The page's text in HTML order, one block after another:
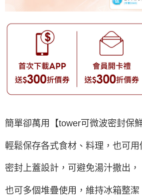
簡單卻萬用【tower可微波密封保
輕鬆保存各式食材、料理，也可用
密封上蓋設計，可避免湯汁撒出，
也可多個堆疊使用，維持冰箱整